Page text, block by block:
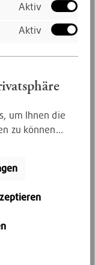
von 30
Aktiv
Aktiv
um Ihnen die
zu können...